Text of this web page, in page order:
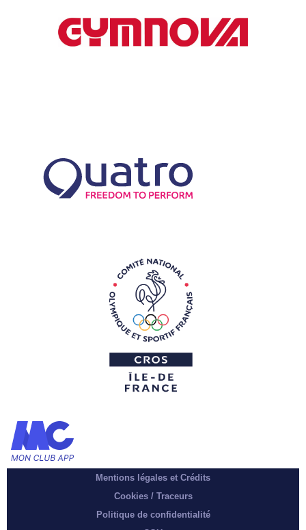
Mentions légales et Crédits
Cookies / Traceurs
Politique de confidentialité